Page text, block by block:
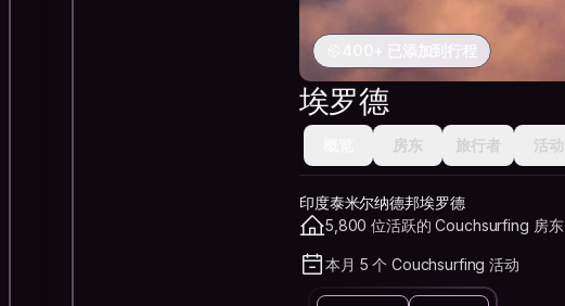
400+ 已添加到行程
埃罗德
房东 旅行者 活动
印度泰米尔纳德邦埃罗德
5,800 位活跃的 Couchsurfing 房东
本月 5 个 Couchsurfing 活动